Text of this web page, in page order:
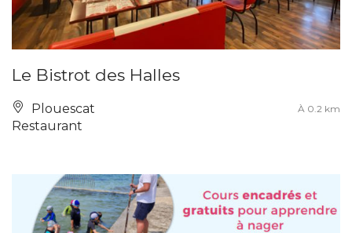
Le Bistrot des Halles
Plouescat À 0.2 km
Restaurant